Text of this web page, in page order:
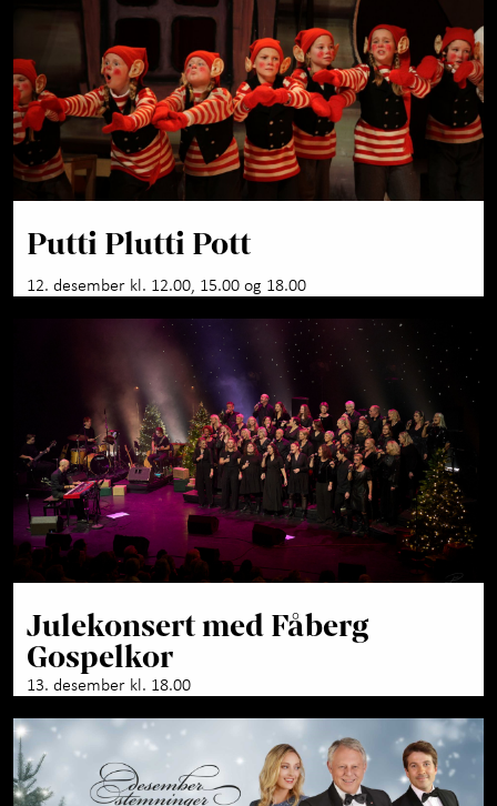
Putti Plutti Pott
12. desember kl. 12.00, 15.00 og 18.00
Julekonsert med Fåberg
Gospelkor
13. desember kl. 18.00